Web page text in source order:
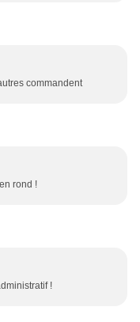
commandent
rond !
!